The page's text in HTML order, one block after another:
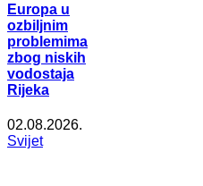
Europa u
ozbiljnim
problemima
zbog niskih
vodostaja
Rijeka
02.08.2026.
Svijet